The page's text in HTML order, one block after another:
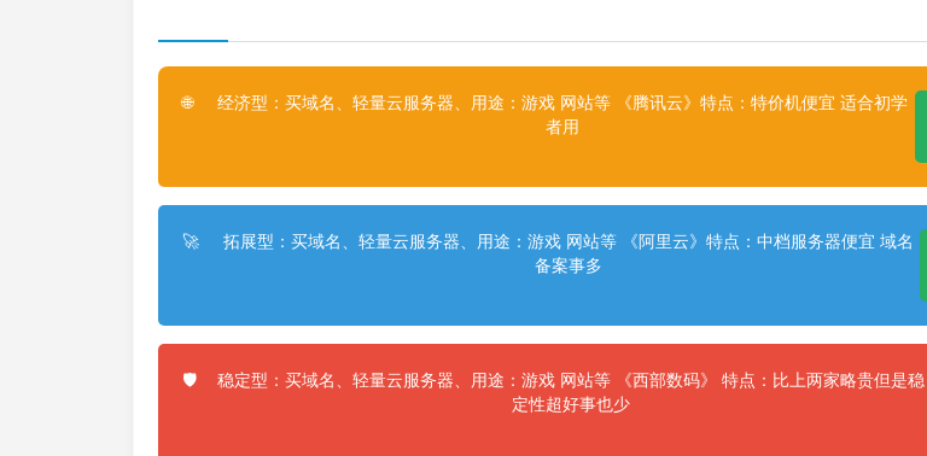
🌐
经济型：买域名、轻量云服务器、用途：游戏 网站等 《腾讯云》特点：特价机便宜 适合初学
者用
🚀
拓展型：买域名、轻量云服务器、用途：游戏 网站等 《阿里云》特点：中档服务器便宜 域名
备案事多
🛡️
稳定型：买域名、轻量云服务器、用途：游戏 网站等 《西部数码》 特点：比上两家略贵但是稳
定性超好事也少